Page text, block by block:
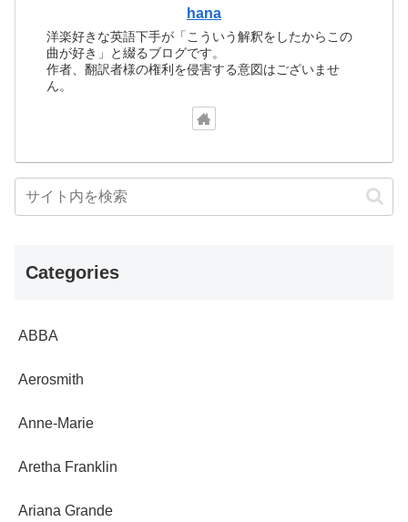
hana
洋楽好きな英語下手が「こういう解釈をしたからこの
曲が好き」と綴るブログです。
作者、翻訳者様の権利を侵害する意図はございませ
ん。
Categories
ABBA
Aerosmith
Anne-Marie
Aretha Franklin
Ariana Grande